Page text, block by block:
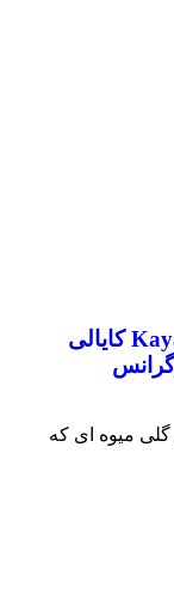
Kayali – Maui in a Bottle Sweet Banana کایالی
گلی میوه ای که